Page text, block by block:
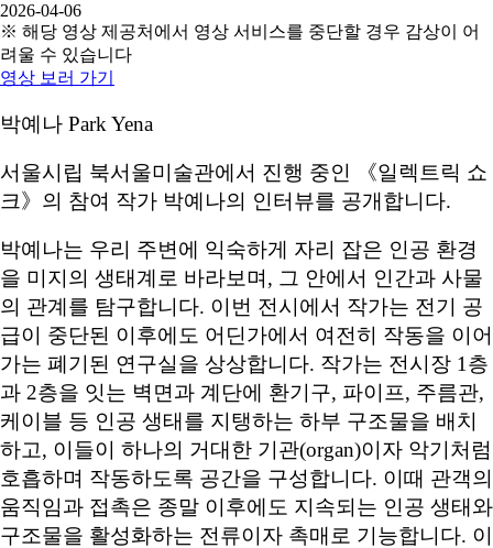
2026-04-06
※ 해당 영상 제공처에서 영상 서비스를 중단할 경우 감상이 어
려울 수 있습니다
영상 보러 가기
박예나 Park Yena
서울시립 북서울미술관에서 진행 중인 《일렉트릭 쇼
크》의 참여 작가 박예나의 인터뷰를 공개합니다.
박예나는 우리 주변에 익숙하게 자리 잡은 인공 환경
을 미지의 생태계로 바라보며, 그 안에서 인간과 사물
의 관계를 탐구합니다. 이번 전시에서 작가는 전기 공
급이 중단된 이후에도 어딘가에서 여전히 작동을 이어
가는 폐기된 연구실을 상상합니다. 작가는 전시장 1층
과 2층을 잇는 벽면과 계단에 환기구, 파이프, 주름관,
케이블 등 인공 생태를 지탱하는 하부 구조물을 배치
하고, 이들이 하나의 거대한 기관(organ)이자 악기처럼
호흡하며 작동하도록 공간을 구성합니다. 이때 관객의
움직임과 접촉은 종말 이후에도 지속되는 인공 생태와
구조물을 활성화하는 전류이자 촉매로 기능합니다. 이